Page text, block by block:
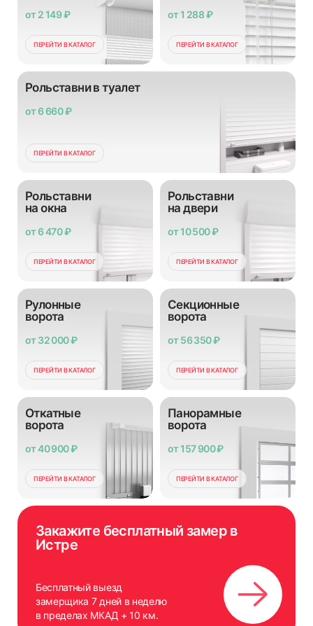
от 2 149 ₽
ПЕРЕЙТИ В КАТАЛОГ
Рольставни в туалет
от 6 660 ₽
ПЕРЕЙТИ В КАТАЛОГ
Рольставни
на окна
от 6 470 ₽
ПЕРЕЙТИ В КАТАЛОГ
от 1 288 ₽
ПЕРЕЙТИ В КАТАЛОГ
Рольставни
на двери
от 10 500 ₽
ПЕРЕЙТИ В КАТАЛОГ
Рулонные
ворота
от 32 000 ₽
ПЕРЕЙТИ В КАТАЛОГ
Секционные
ворота
от 56 350 ₽
ПЕРЕЙТИ В КАТАЛОГ
Откатные
ворота
от 40 900 ₽
ПЕРЕЙТИ В КАТАЛОГ
Панорамные
ворота
от 157 900 ₽
ПЕРЕЙТИ В КАТАЛОГ
Закажите бесплатный замер в
Истре
Бесплатный выезд
замерщика 7 дней в неделю
в пределах МКАД + 10 км.